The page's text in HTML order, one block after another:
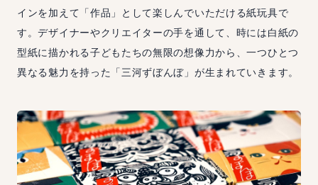
インを加えて「作品」として楽しんでいただける紙玩具で
す。デザイナーやクリエイターの手を通して、時には白紙の
型紙に描かれる子どもたちの無限の想像力から、一つひとつ
異なる魅力を持った「三河ずぼんぼ」が生まれていきます。